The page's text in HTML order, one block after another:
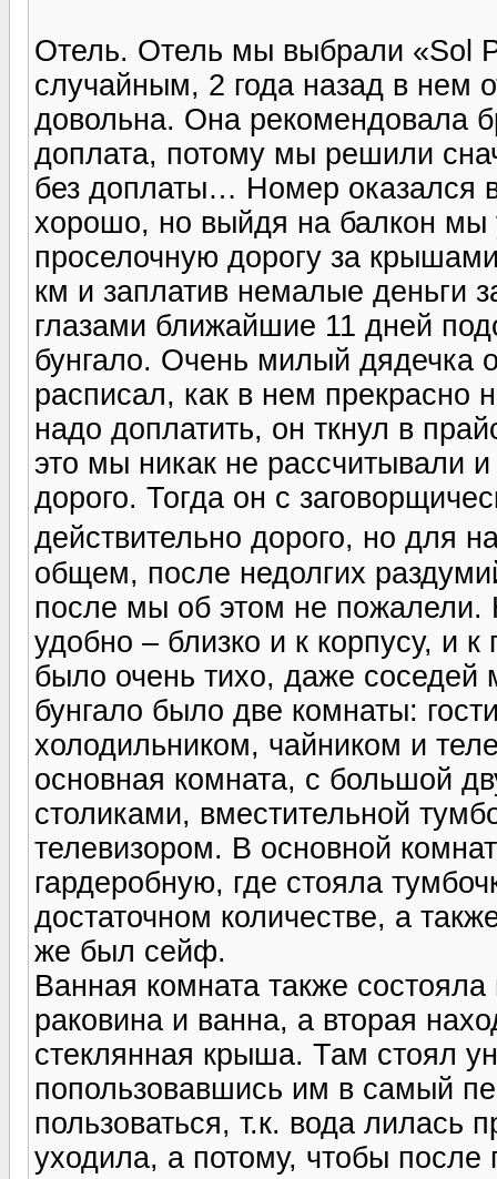
Отель. Отель мы выбрали «Sol
случайным, 2 года назад в нем
довольна. Она рекомендовала
доплата, потому мы решили
без доплаты… Номер оказался
хорошо, но выйдя на балкон
проселочную дорогу за
км и заплатив немалые деньги
глазами ближайшие 11 дней
бунгало. Очень милый дядечка
расписал, как в нем прекрасно
надо доплатить, он ткнул в
это мы никак не рассчитывали
дорого. Тогда он с
действительно дорого, но для
общем, после недолгих
после мы об этом не пожалели.
удобно – близко и к корпусу, и
было очень тихо, даже
бунгало было две комнаты:
холодильником, чайником и
основная комната, с большой
столиками, вместительной
телевизором. В основной
гардеробную, где стояла
достаточном количестве, а
же был сейф.
Ванная комната также
раковина и ванна, а вторая
стеклянная крыша. Там стоял
попользовавшись им в самый
пользоваться, т.к. вода лилась
уходила, а потому, чтобы после